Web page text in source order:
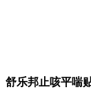
舒乐邦止咳平喘